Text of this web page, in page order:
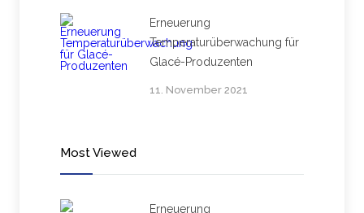
Erneuerung
Temperaturüberwachung für
Glacé-Produzenten
11. November 2021
Most Viewed
Erneuerung